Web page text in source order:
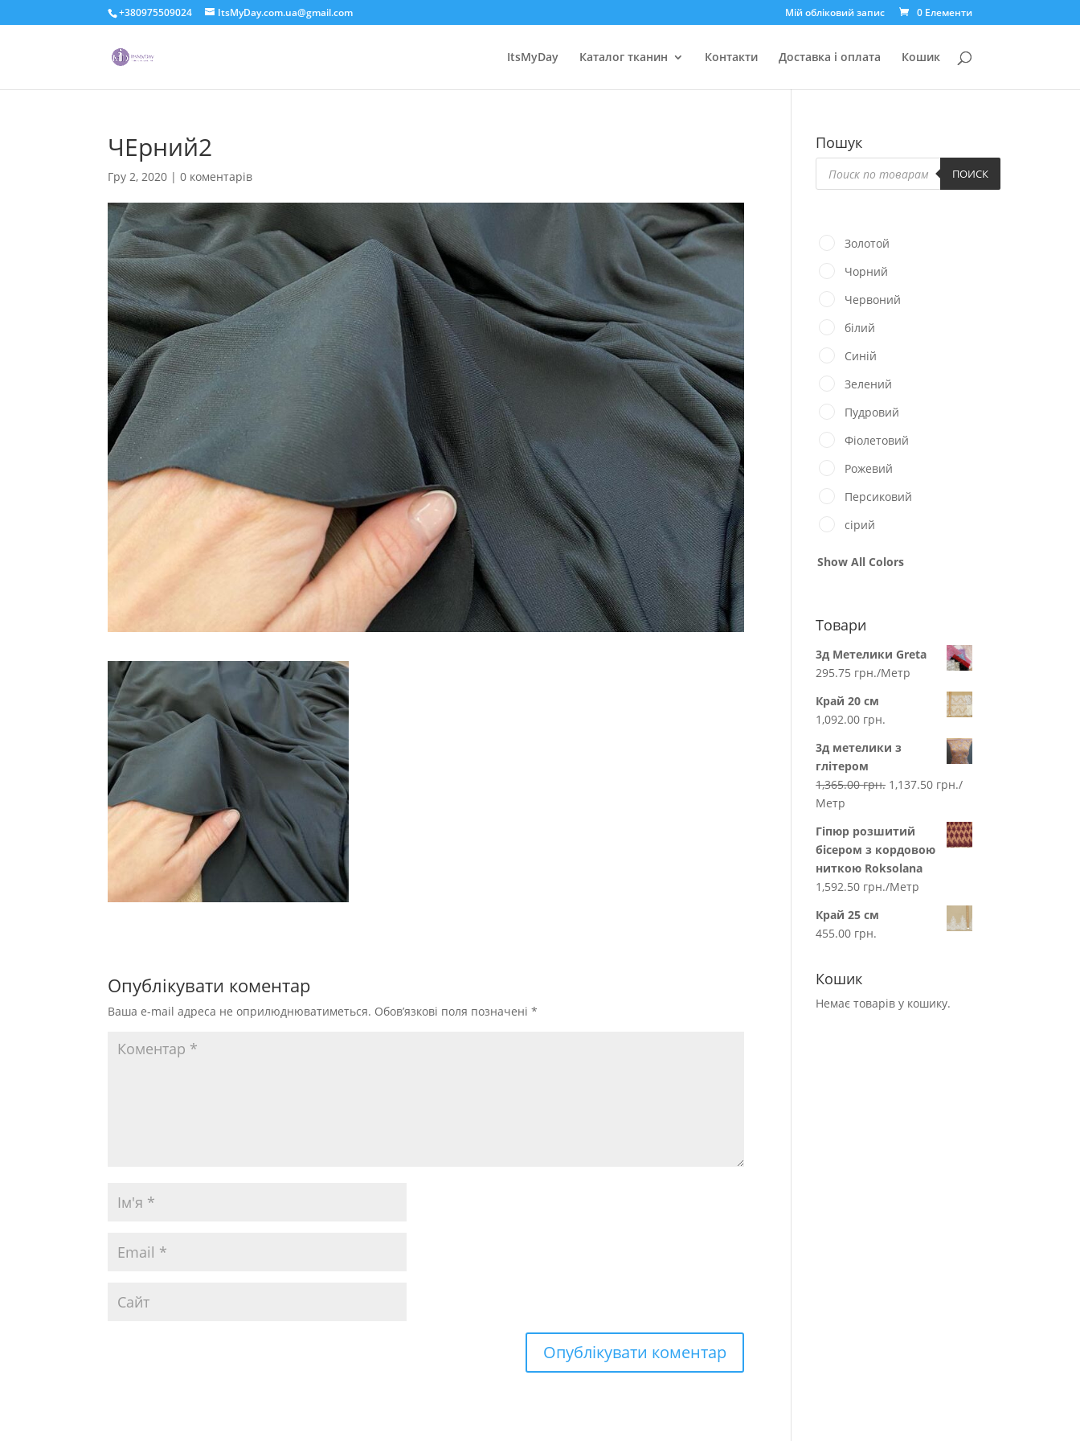
+380975509024 ItsMyDay.com.ua@gmail.com Мій обліковий запис 0 Елементи
ItsMyDay Каталог тканин Контакти Доставка і оплата Кошик
ЧЕрний2
Гру 2, 2020 |0 коментарів
Опублікувати коментар
Ваша e-mail адреса не оприлюднюватиметься. Обов’язкові поля позначені*
Пошук
Пошук
товарів ПОИСК
Золотой
Чорний
Червоний
білий
Синій
Зелений
Пудровий
Фіолетовий
Рожевий
Персиковий
сірий
Show All Colors
Товари
3д Метелики Greta
295.75 грн./Метр
Край 20 см
1,092.00 грн.
3д метелики з
глітером
1,365.00грн. 1,137.50 грн./
Метр
Гіпюр розшитий
бісером з кордовою
ниткою Roksolana
1,592.50 грн./Метр
Край 25 см
455.00 грн.
Кошик
Немає товарів у кошику.